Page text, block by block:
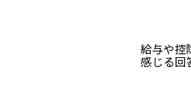
給与や控
感じる回